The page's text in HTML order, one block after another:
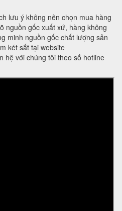
lưu ý không nên chọn mua hàng
nguồn gốc xuất xứ, hàng không
minh nguồn gốc chất lượng sản
két sắt tại website
hệ với chúng tôi theo số hotline